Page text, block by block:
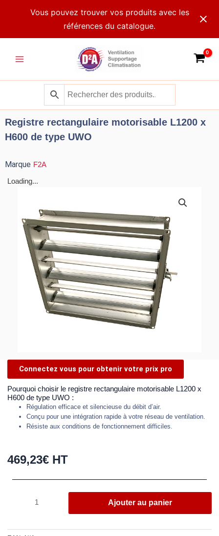
Vous pouvez trouver vos produits avec les
références du catalogue.
Menu
Registre rectangulaire motorisable L1200 x
H600 de type UWO
Marque F2A
Loading...
Connectez vous pour obtenir votre prix pro
Pourquoi choisir le registre rectangulaire motorisable L1200 x
H600 de type UWO :
Régulation efficace et silencieuse du débit d’air.
Conçu pour une intégration rapide à votre réseau de ventilation.
Résiste aux conditions de fonctionnement difficiles.
469,23€ HT
rectangulaire
Ajouter au panier